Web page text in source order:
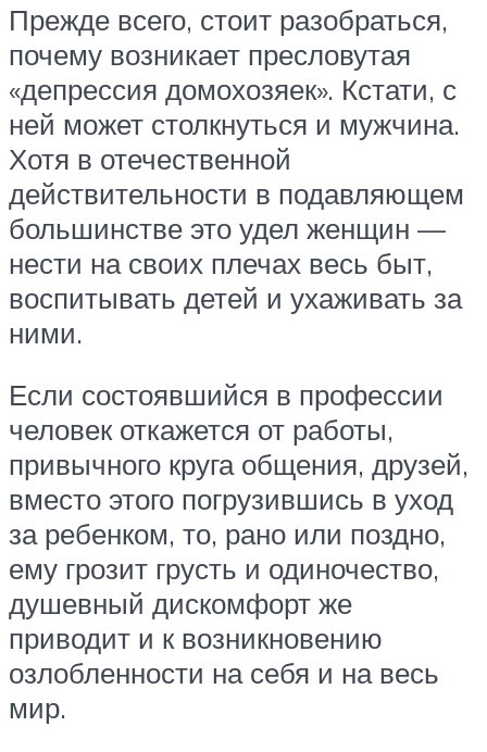
Прежде всего, стоит разобраться,
почему возникает пресловутая
«депрессия домохозяек». Кстати, с
ней может столкнуться и мужчина.
Хотя в отечественной
действительности в подавляющем
большинстве это удел женщин —
нести на своих плечах весь быт,
воспитывать детей и ухаживать за
ними.
Если состоявшийся в профессии
человек откажется от работы,
привычного круга общения, друзей,
вместо этого погрузившись в уход
за ребенком, то, рано или поздно,
ему грозит грусть и одиночество,
душевный дискомфорт же
приводит и к возникновению
озлобленности на себя и на весь
мир.